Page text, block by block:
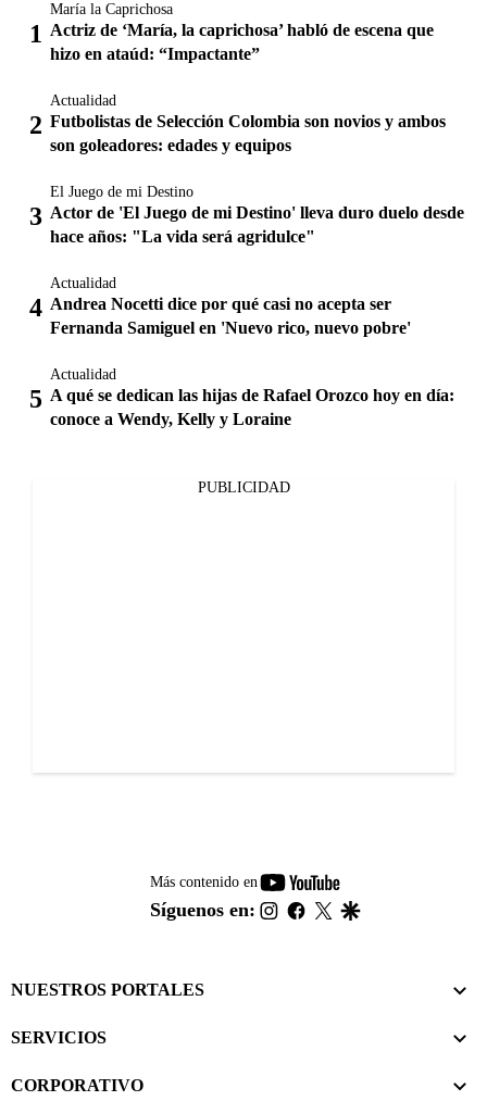
María la Caprichosa
Actriz de ‘María, la caprichosa’ habló de escena que
hizo en ataúd: “Impactante”
Actualidad
Futbolistas de Selección Colombia son novios y ambos
son goleadores: edades y equipos
El Juego de mi Destino
Actor de 'El Juego de mi Destino' lleva duro duelo desde
hace años: "La vida será agridulce"
Actualidad
Andrea Nocetti dice por qué casi no acepta ser
Fernanda Samiguel en 'Nuevo rico, nuevo pobre'
Actualidad
A qué se dedican las hijas de Rafael Orozco hoy en día:
conoce a Wendy, Kelly y Loraine
PUBLICIDAD
Más contenido en
youtube-
footer
Síguenos en: instagram
facebook
twitter
NUESTROS PORTALES
SERVICIOS
CORPORATIVO